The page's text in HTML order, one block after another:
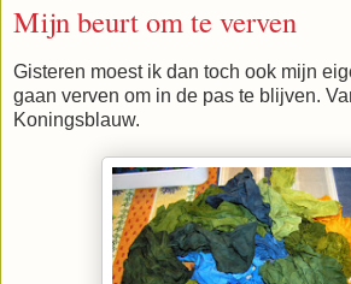
Mijn beurt om te verven
Gisteren moest ik dan toch ook mijn
gaan verven om in de pas te blijven.
Koningsblauw.